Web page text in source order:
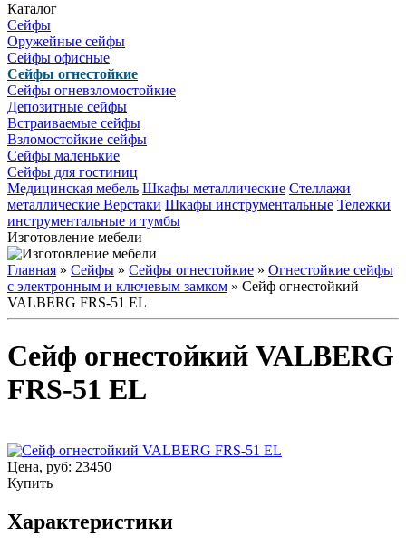
Каталог
Сейфы
Оружейные сейфы
Сейфы офисные
Сейфы огнестойкие
Сейфы огневзломостойкие
Депозитные сейфы
Встраиваемые сейфы
Взломостойкие сейфы
Сейфы маленькие
Сейфы для гостиниц
Медицинская мебель Шкафы металлические Стеллажи
металлические Верстаки Шкафы инструментальные Тележки
инструментальные и тумбы
Изготовление мебели
Главная » Сейфы » Сейфы огнестойкие » Огнестойкие сейфы
с электронным и ключевым замком » Сейф огнестойкий
VALBERG FRS-51 ЕL
Сейф огнестойкий VALBERG
FRS-51 ЕL
Цена, руб: 23450
Купить
Характеристики